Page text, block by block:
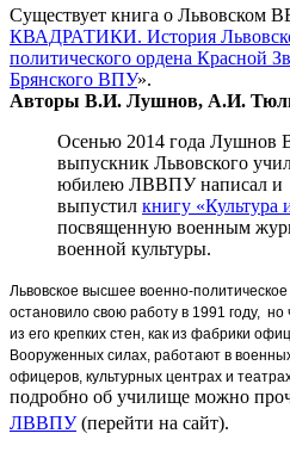
Существует книга о Львовском
КВАДРАТИКИ. История
политического ордена Красной
Брянского ВПУ».
Авторы В.И. Лушнов, А.И.
Осенью 2014 года Лушнов
выпускник Львовского
юбилею ЛВВПУ написал и
выпустил книгу «Культура
посвященную военным
военной культуры.
Львовское высшее военно-
остановило свою работу в 1991 году,
из его крепких стен, как из фабрики
Вооруженных силах, работают в
офицеров, культурных центрах и
подробно об училище можно
ЛВВПУ(перейти на сайт).